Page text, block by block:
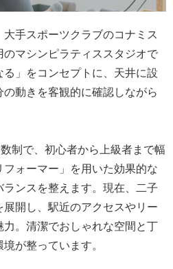
大手スポーツクラブのコナミス
マシンピラティススタジオで
」をコンセプトに、天井に設
動きを客観的に確認しながら
制で、初心者から上級者まで幅
ォーマー」を用いた効果的な
ランスを整えます。現在、二子
開し、駅近のアクセスやリー
。清潔でおしゃれな空間と丁
が整っています。